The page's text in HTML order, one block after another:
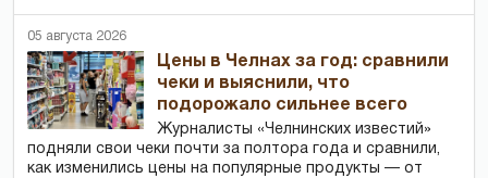
05 августа 2026
Цены в Челнах за год: сравнили
чеки и выяснили, что
подорожало сильнее всего
Журналисты «Челнинских известий»
подняли свои чеки почти за полтора года и сравнили,
как изменились цены на популярные продукты — от